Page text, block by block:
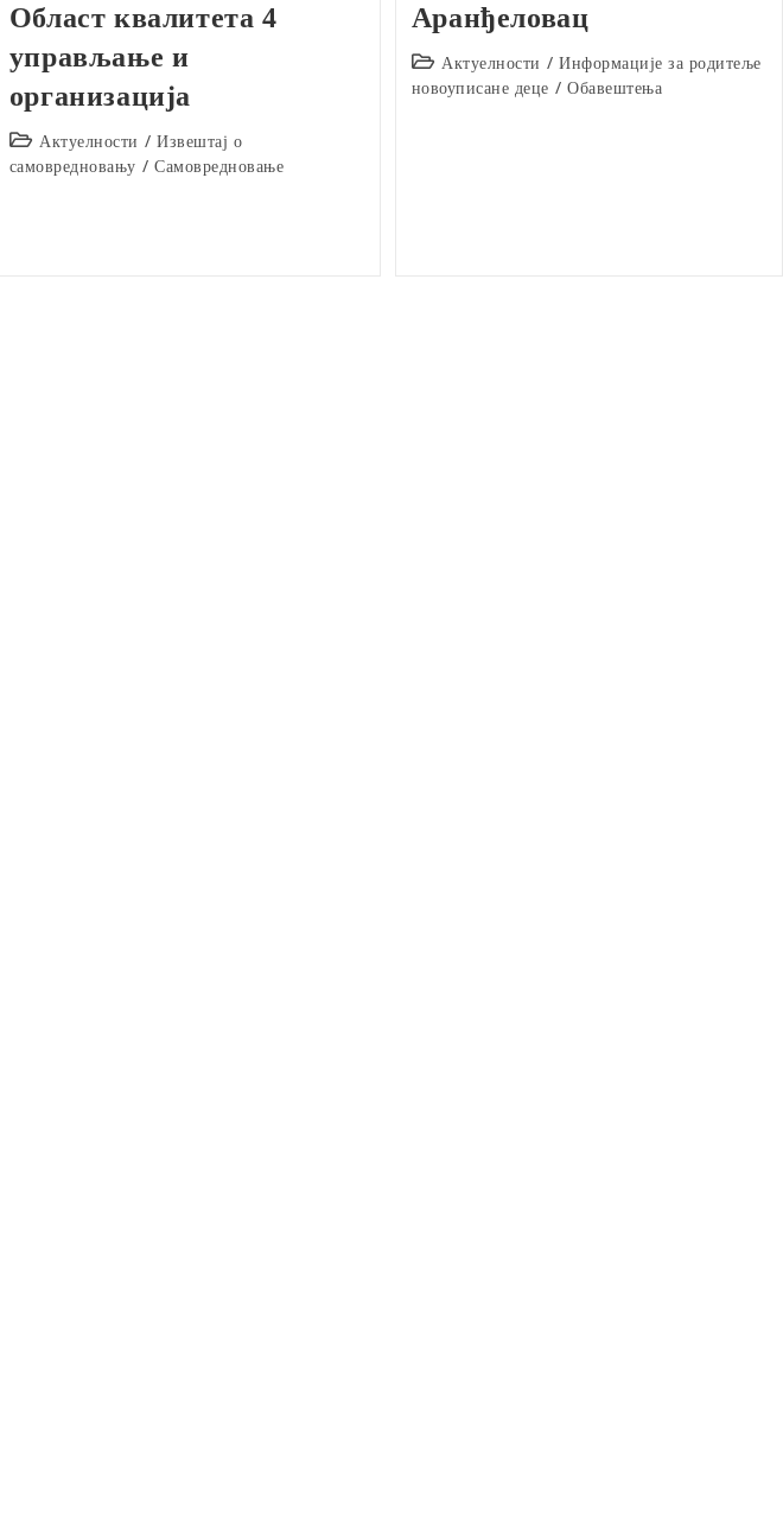
Област квалитета 4
управљање и
организација
Post
category:
Актуелности / Извештај о
самовредновању / Самовредновање
Аранђеловац
Post
category:
Актуелности / Информације за родитеље
новоуписане деце / Обавештења